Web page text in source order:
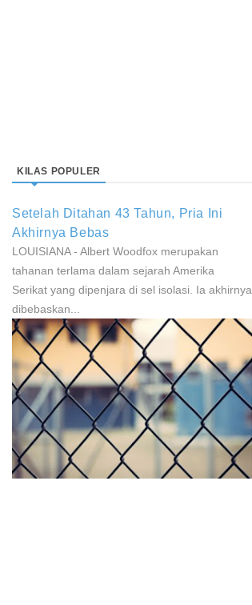
KILAS POPULER
Setelah Ditahan 43 Tahun, Pria Ini
Akhirnya Bebas
LOUISIANA - Albert Woodfox merupakan
tahanan terlama dalam sejarah Amerika
Serikat yang dipenjara di sel isolasi. Ia akhirnya
dibebaskan...